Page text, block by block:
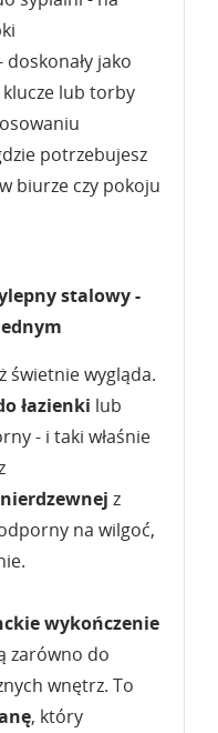
jako
lub torby
potrzebujesz
biurze czy pokoju
stalowy -
świetnie wygląda.
łazienki lub
- i taki właśnie
z
na wilgoć,
wykończenie
zarówno do
wnętrz. To
, który